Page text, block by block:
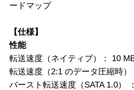
ードマップ
【仕様】
性能
転送速度（ネイティブ）： 10
転送速度（2:1 のデータ圧縮時）
バースト転送速度（SATA 1.0）